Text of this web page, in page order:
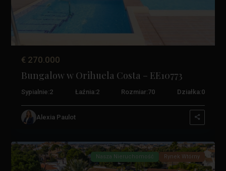
€ 270.000
Bungalow w Orihuela Costa – EE10773
Sypialnie:2 Łaźnia:2 Rozmiar:70 Działka:0
Alexia Paulot
La
Zenia
Orihuela
Nasza Nieruchomość Rynek Wtórny